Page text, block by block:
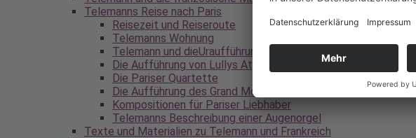
Telemanns Reise nach Paris
Reisezeit und Reiseroute
Telemanns Wohnung
Telemann und dieUraufführung von Rameaus Castor et Pollux
Die Aufführung von Lullys Atys
Die Pariser Quartette
Die Aufführung des Grand Motet (71. Psalm) im Concert
Kompositionen für Pariser Liebhaber
Telemanns Beschreibung einer Augenorgel
Texte und Materialien zu Telemann und Frankreich